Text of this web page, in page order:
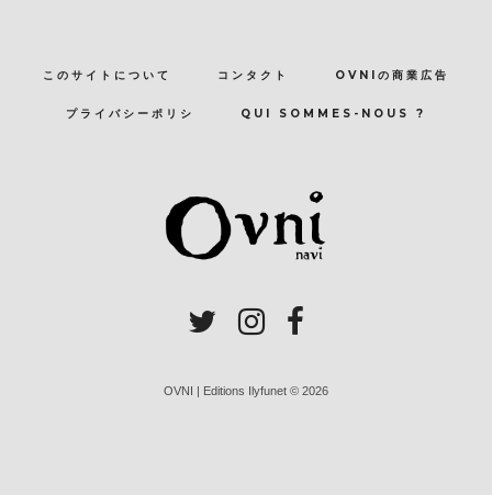
このサイトについて コンタクト OVNIの商業広告
プライバシーポリシ QUI SOMMES-NOUS ?
OVNI | Editions Ilyfunet © 2026